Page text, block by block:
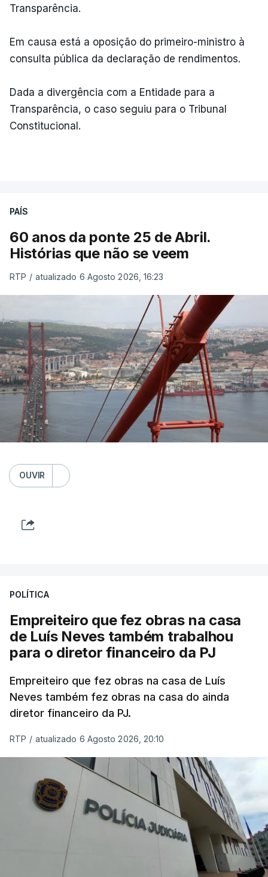
Transparência.
Em causa está a oposição do primeiro-ministro à
consulta pública da declaração de rendimentos.
Dada a divergência com a Entidade para a
Transparência, o caso seguiu para o Tribunal
Constitucional.
PAÍS
60 anos da ponte 25 de Abril.
Histórias que não se veem
RTP / atualizado 6 Agosto 2026, 16:23
OUVIR
POLÍTICA
Empreiteiro que fez obras na casa
de Luís Neves também trabalhou
para o diretor financeiro da PJ
Empreiteiro que fez obras na casa de Luís
Neves também fez obras na casa do ainda
diretor financeiro da PJ.
RTP / atualizado 6 Agosto 2026, 20:10